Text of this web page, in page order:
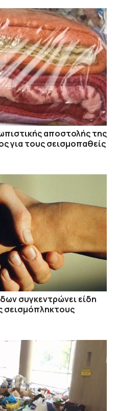
αποστολής της
για τους σεισμοπαθείς
συγκεντρώνει είδη
σεισμόπληκτους